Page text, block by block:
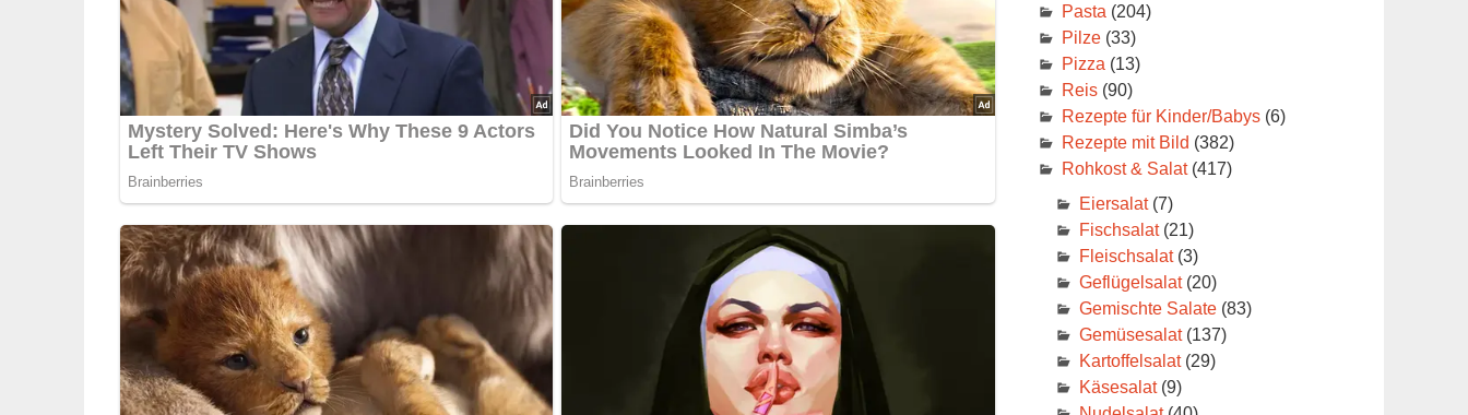
Pasta (204)
Pilze(33)
Pizza (13)
Reis(90)
Rezepte für Kinder/Babys(6)
Rezepte mit Bild (382)
Rohkost & Salat(417)
Eiersalat(7)
Fischsalat(21)
Fleischsalat(3)
Geflügelsalat(20)
Gemischte Salate(83)
Gemüsesalat(137)
Kartoffelsalat(29)
Käsesalat(9)